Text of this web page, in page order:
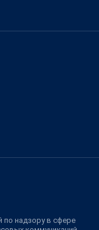
по надзору в сфере